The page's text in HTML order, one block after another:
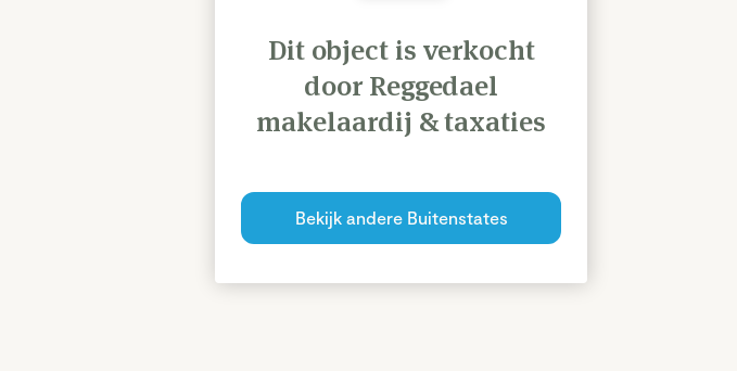
Dit object is verkocht
door Reggedael
makelaardij & taxaties
Bekijk andere Buitenstates